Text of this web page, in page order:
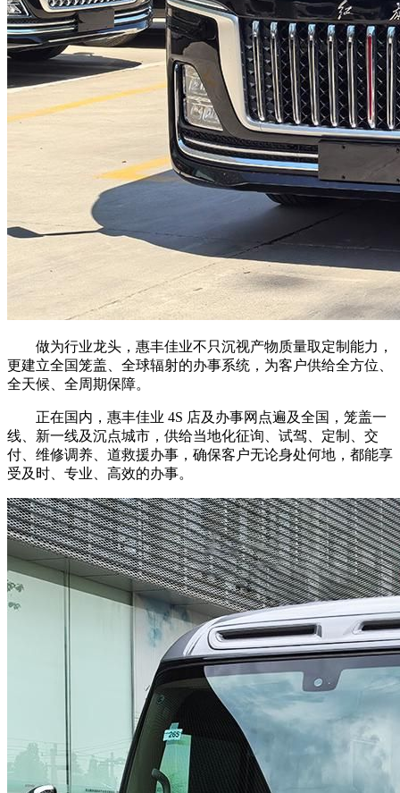
做为行业龙头，惠丰佳业不只沉视产物质量取定制能力，
更建立全国笼盖、全球辐射的办事系统，为客户供给全方位、
全天候、全周期保障。
正在国内，惠丰佳业 4S 店及办事网点遍及全国，笼盖一
线、新一线及沉点城市，供给当地化征询、试驾、定制、交
付、维修调养、道救援办事，确保客户无论身处何地，都能享
受及时、专业、高效的办事。